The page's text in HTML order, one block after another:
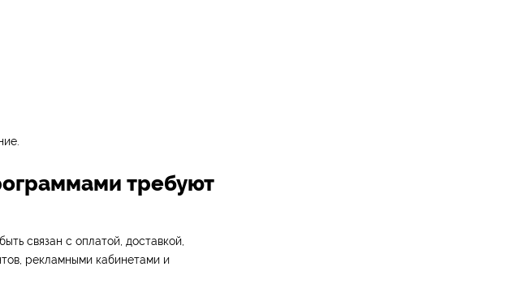
требуют
связан с оплатой, доставкой,
рекламными кабинетами и